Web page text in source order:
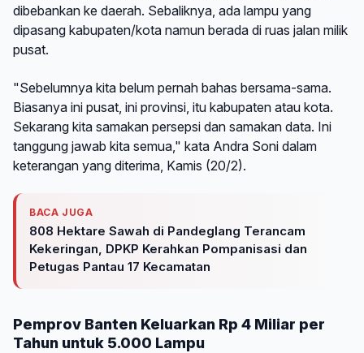
dibebankan ke daerah. Sebaliknya, ada lampu yang
dipasang kabupaten/kota namun berada di ruas jalan milik
pusat.
"Sebelumnya kita belum pernah bahas bersama-sama.
Biasanya ini pusat, ini provinsi, itu kabupaten atau kota.
Sekarang kita samakan persepsi dan samakan data. Ini
tanggung jawab kita semua," kata Andra Soni dalam
keterangan yang diterima, Kamis (20/2).
BACA JUGA
808 Hektare Sawah di Pandeglang Terancam
Kekeringan, DPKP Kerahkan Pompanisasi dan
Petugas Pantau 17 Kecamatan
Pemprov Banten Keluarkan Rp 4 Miliar per
Tahun untuk 5.000 Lampu